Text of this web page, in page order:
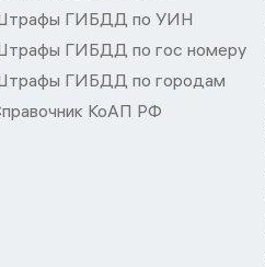
ГИБДД по УИН
ГИБДД по гос номеру
ГИБДД по городам
КоАП РФ